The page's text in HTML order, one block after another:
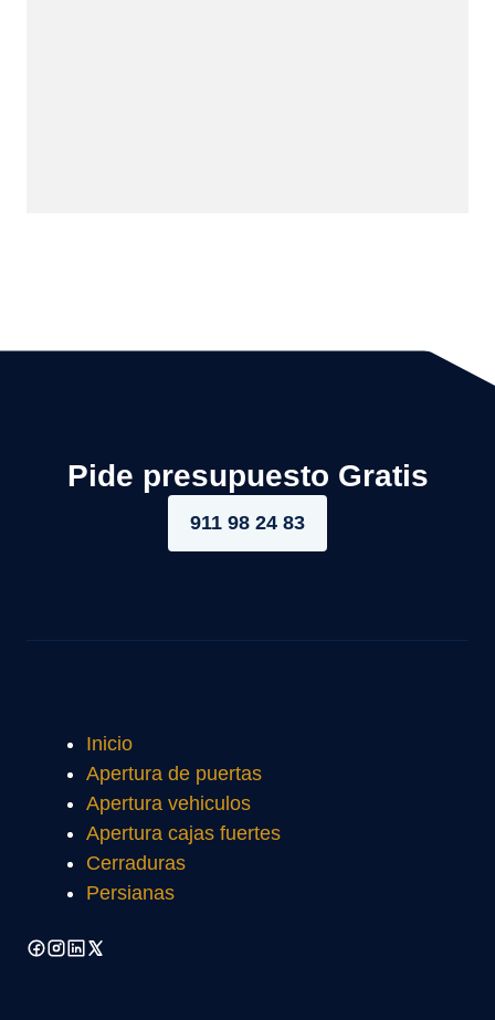
Pide presupuesto Gratis
911 98 24 83
Inicio
Apertura de puertas
Apertura vehiculos
Apertura cajas fuertes
Cerraduras
Persianas